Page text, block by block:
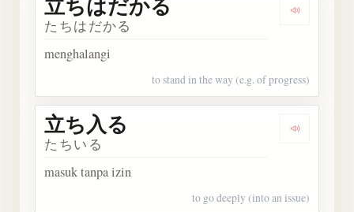
たちはだかる
menghalangi
to stand in the way (e.g. of progress)
立ち入る
たちいる
masuk tanpa izin
to go deeply (into an issue)